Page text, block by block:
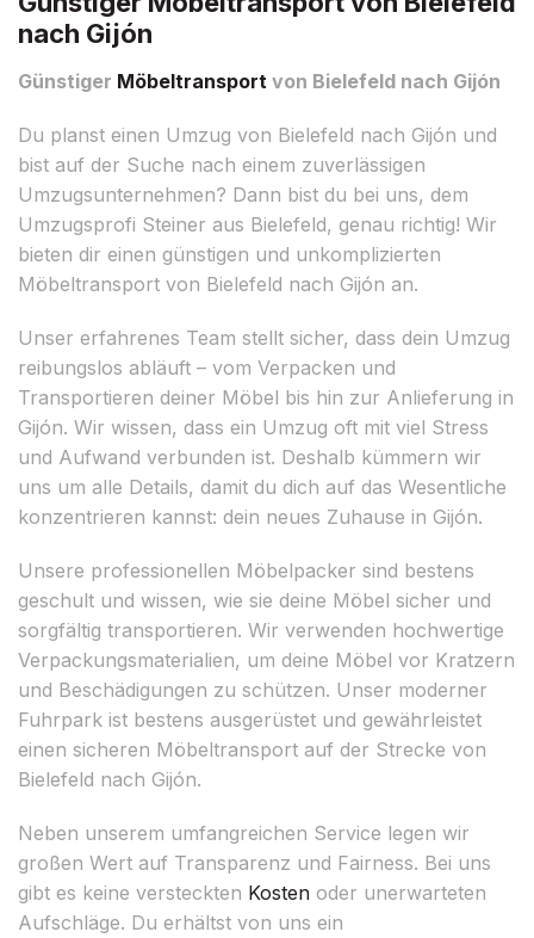
nach Gijón
Günstiger Möbeltransport von Bielefeld nach Gijón
Du planst einen Umzug von Bielefeld nach Gijón und
bist auf der Suche nach einem zuverlässigen
Umzugsunternehmen? Dann bist du bei uns, dem
Umzugsprofi Steiner aus Bielefeld, genau richtig! Wir
bieten dir einen günstigen und unkomplizierten
Möbeltransport von Bielefeld nach Gijón an.
Unser erfahrenes Team stellt sicher, dass dein Umzug
reibungslos abläuft – vom Verpacken und
Transportieren deiner Möbel bis hin zur Anlieferung in
Gijón. Wir wissen, dass ein Umzug oft mit viel Stress
und Aufwand verbunden ist. Deshalb kümmern wir
uns um alle Details, damit du dich auf das Wesentliche
konzentrieren kannst: dein neues Zuhause in Gijón.
Unsere professionellen Möbelpacker sind bestens
geschult und wissen, wie sie deine Möbel sicher und
sorgfältig transportieren. Wir verwenden hochwertige
Verpackungsmaterialien, um deine Möbel vor Kratzern
und Beschädigungen zu schützen. Unser moderner
Fuhrpark ist bestens ausgerüstet und gewährleistet
einen sicheren Möbeltransport auf der Strecke von
Bielefeld nach Gijón.
Neben unserem umfangreichen Service legen wir
großen Wert auf Transparenz und Fairness. Bei uns
gibt es keine versteckten Kosten oder unerwarteten
Aufschläge. Du erhältst von uns ein